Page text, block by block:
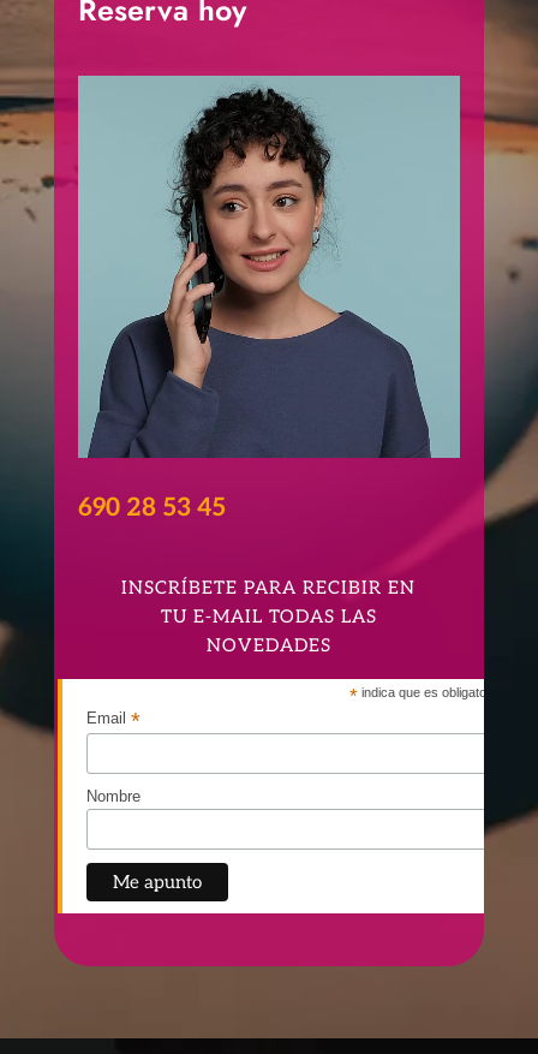
Reserva hoy
690 28 53 45
INSCRÍBETE PARA RECIBIR EN
TU E-MAIL TODAS LAS
NOVEDADES
* indica que es obligatorio
Email *
Nombre